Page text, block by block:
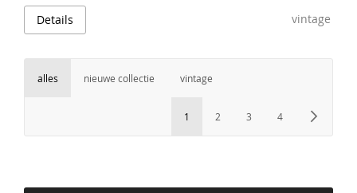
Details vintage
alles nieuwe collectie vintage
U lees momenteel pagina
1 Pagina
2 Pagina
3 Pagina
4